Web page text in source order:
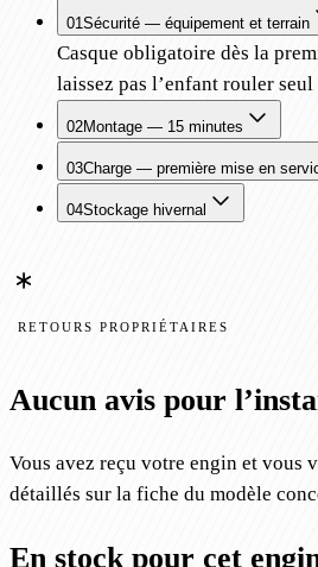
01Sécurité — équipement et terrain
Casque obligatoire dès la
laissez pas l’enfant rouler
02Montage — 15 minutes
03Charge — première mise en
04Stockage hivernal
RETOURS PROPRIÉTAIRES
Aucun avis pour
Vous avez reçu votre engin et vous
détaillés sur la fiche du modèle
En stock pour cet